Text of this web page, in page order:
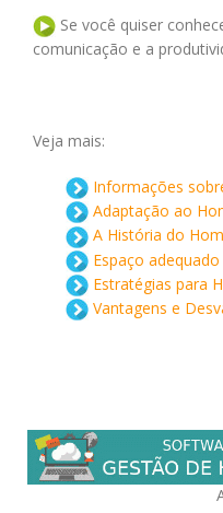
Se você quiser
comunicação e a
Veja mais:
Informações
Adaptação ao
A História do
Espaço
Estratégias para
Vantagens e